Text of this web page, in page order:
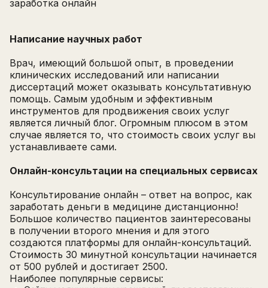
заработка онлайн
Написание научных работ
Врач, имеющий большой опыт, в проведении
клинических исследований или написании
диссертаций может оказывать консультативную
помощь. Самым удобным и эффективным
инструментов для продвижения своих услуг
является личный блог. Огромным плюсом в этом
случае является то, что стоимость своих услуг вы
устанавливаете сами.
Онлайн-консультации на специальных сервисах
Консультирование онлайн – ответ на вопрос, как
заработать деньги в медицине дистанционно!
Большое количество пациентов заинтересованы
в получении второго мнения и для этого
создаются платформы для онлайн-консультаций.
Стоимость 30 минутной консультации начинается
от 500 рублей и достигает 2500.
Наиболее популярные сервисы: